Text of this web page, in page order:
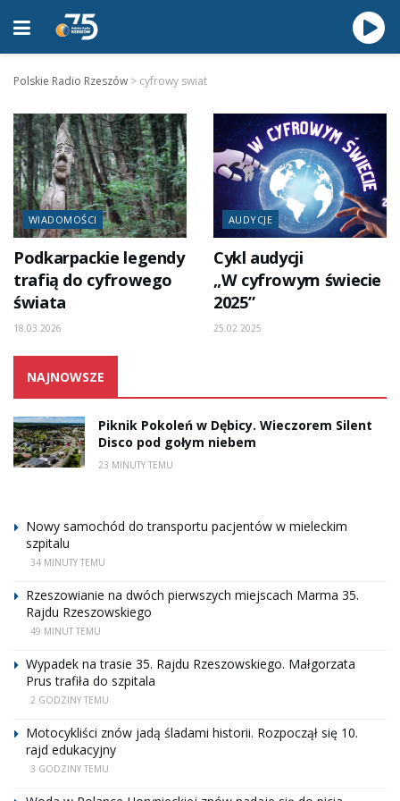
Polskie Radio Rzeszów > cyfrowy swiat
WIADOMOŚCI
Podkarpackie legendy
trafią do cyfrowego
świata
18.03.2026
AUDYCJE
Cykl audycji
„W cyfrowym świecie
2025”
25.02.2025
NAJNOWSZE
Piknik Pokoleń w Dębicy. Wieczorem Silent
Disco pod gołym niebem
23 MINUTY TEMU
Nowy samochód do transportu pacjentów w mieleckim
szpitalu
34 MINUTY TEMU
Rzeszowianie na dwóch pierwszych miejscach Marma 35.
Rajdu Rzeszowskiego
49 MINUT TEMU
Wypadek na trasie 35. Rajdu Rzeszowskiego. Małgorzata
Prus trafiła do szpitala
2 GODZINY TEMU
Motocykliści znów jadą śladami historii. Rozpoczął się 10.
rajd edukacyjny
3 GODZINY TEMU